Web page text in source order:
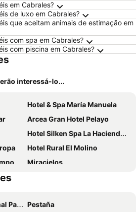
em Cabrales?
de luxo em Cabrales?
que aceitam animais de estimação em
com spa em Cabrales?
com piscina em Cabrales?
interessá-lo...
Hotel & Spa María Manuela
Arcea Gran Hotel Pelayo
Hotel Silken Spa La Hacienda de Don Juan
Hotel Rural El Molino
Miracielos
Arcea Mirador de Cabrales
Park
Pestaña